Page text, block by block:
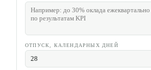
ОТПУСК, КАЛЕНДАРНЫХ ДНЕЙ